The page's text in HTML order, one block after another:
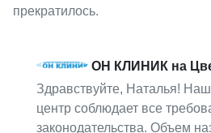
прекратилось.
ОН КЛИНИК на
Здравствуйте, Наталья!
центр соблюдает все
законодательства. Объем